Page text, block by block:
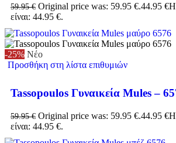
59.95€ Original price was: 59.95 €.44.95 €Η
είναι: 44.95 €.
-25% Νέο
Προσθήκη στη λίστα επιθυμιών
Tassopoulos Γυναικεία Mules –
59.95€ Original price was: 59.95 €.44.95 €Η
είναι: 44.95 €.